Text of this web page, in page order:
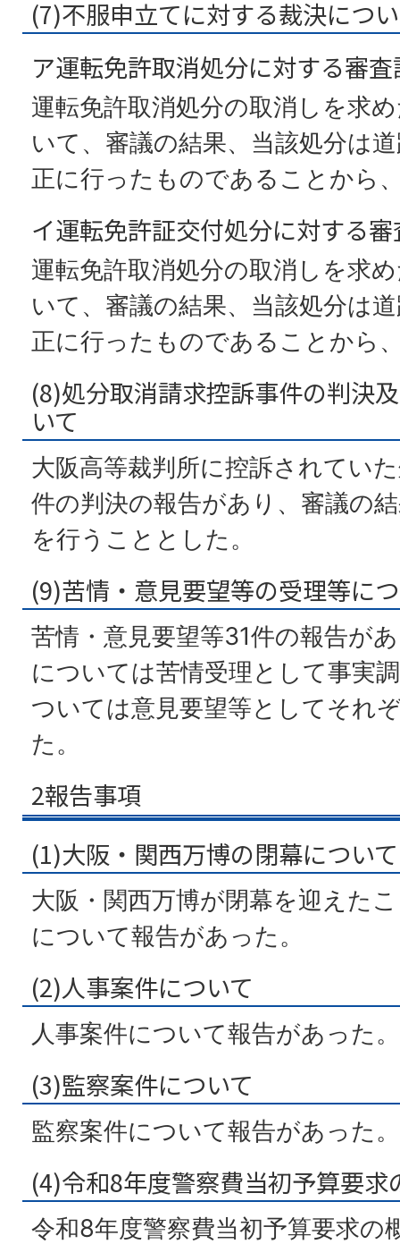
(7)不服申立てに対する裁決につ
ア運転免許取消処分に対する審
運転免許取消処分の取消しを求
いて、審議の結果、当該処分は
正に行ったものであることから
イ運転免許証交付処分に対する
運転免許取消処分の取消しを求
いて、審議の結果、当該処分は
正に行ったものであることから
(8)処分取消請求控訴事件の判決
いて
大阪高等裁判所に控訴されてい
件の判決の報告があり、審議の
を行うこととした。
(9)苦情・意見要望等の受理等に
苦情・意見要望等31件の報告が
については苦情受理として事実
ついては意見要望等としてそれ
た。
2報告事項
(1)大阪・関西万博の閉幕について
大阪・関西万博が閉幕を迎えた
について報告があった。
(2)人事案件について
人事案件について報告があった。
(3)監察案件について
監察案件について報告があった。
(4)令和8年度警察費当初予算要求
令和8年度警察費当初予算要求の